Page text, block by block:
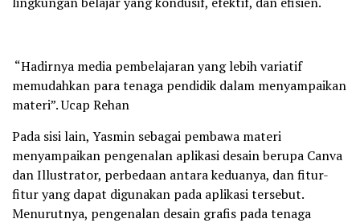
“Hadirnya media pembelajaran yang lebih variatif
memudahkan para tenaga pendidik dalam menyampaikan
materi”. Ucap Rehan
Pada sisi lain, Yasmin sebagai pembawa materi
menyampaikan pengenalan aplikasi desain berupa Canva
dan Illustrator, perbedaan antara keduanya, dan fitur-
fitur yang dapat digunakan pada aplikasi tersebut.
Menurutnya, pengenalan desain grafis pada tenaga